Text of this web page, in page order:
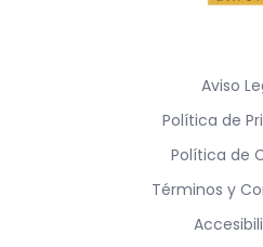
Aviso
Política de
Política de
Términos y